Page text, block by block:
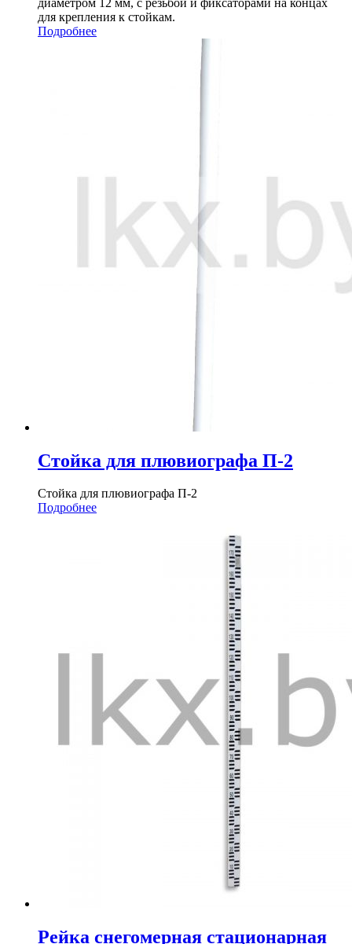
для крепления к стойкам.
Подробнее
Стойка для плювиографа П-2
Стойка для плювиографа П-2
Подробнее
Рейка снегомерная стационарная